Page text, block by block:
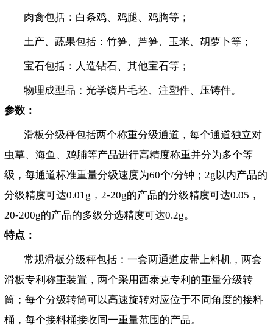
肉禽包括：白条鸡、鸡腿、鸡胸等；
土产、蔬果包括：竹笋、芦笋、玉米、胡萝卜等；
宝石包括：人造钻石、其他宝石等；
物理成型品：光学镜片毛坯、注塑件、压铸件。
参数：
滑板分级秤包括两个称重分级通道，每个通道独立对
虫草、海鱼、鸡脯等产品进行高精度称重并分为多个等
级，每通道标准重量分级速度为60个/分钟；2g以内产品的
分级精度可达0.01g，2-20g的产品的分级精度可达0.05，
20-200g的产品的多级分选精度可达0.2g。
特点：
常规滑板分级秤包括：一套两通道皮带上料机，两套
滑板专利称重装置，两个采用西泰克专利的重量分级转
筒；每个分级转筒可以高速旋转对应位于不同角度的接料
桶，每个接料桶接收同一重量范围的产品。